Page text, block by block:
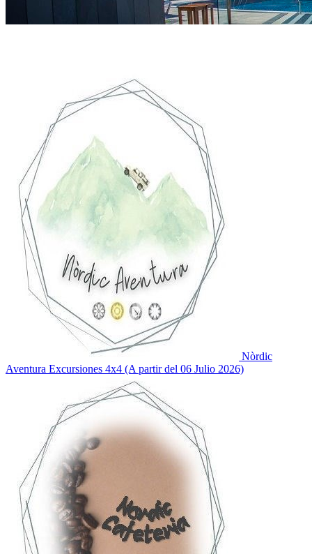
Nòrdic
Aventura Excursiones 4x4 (A partir del 06 Julio 2026)